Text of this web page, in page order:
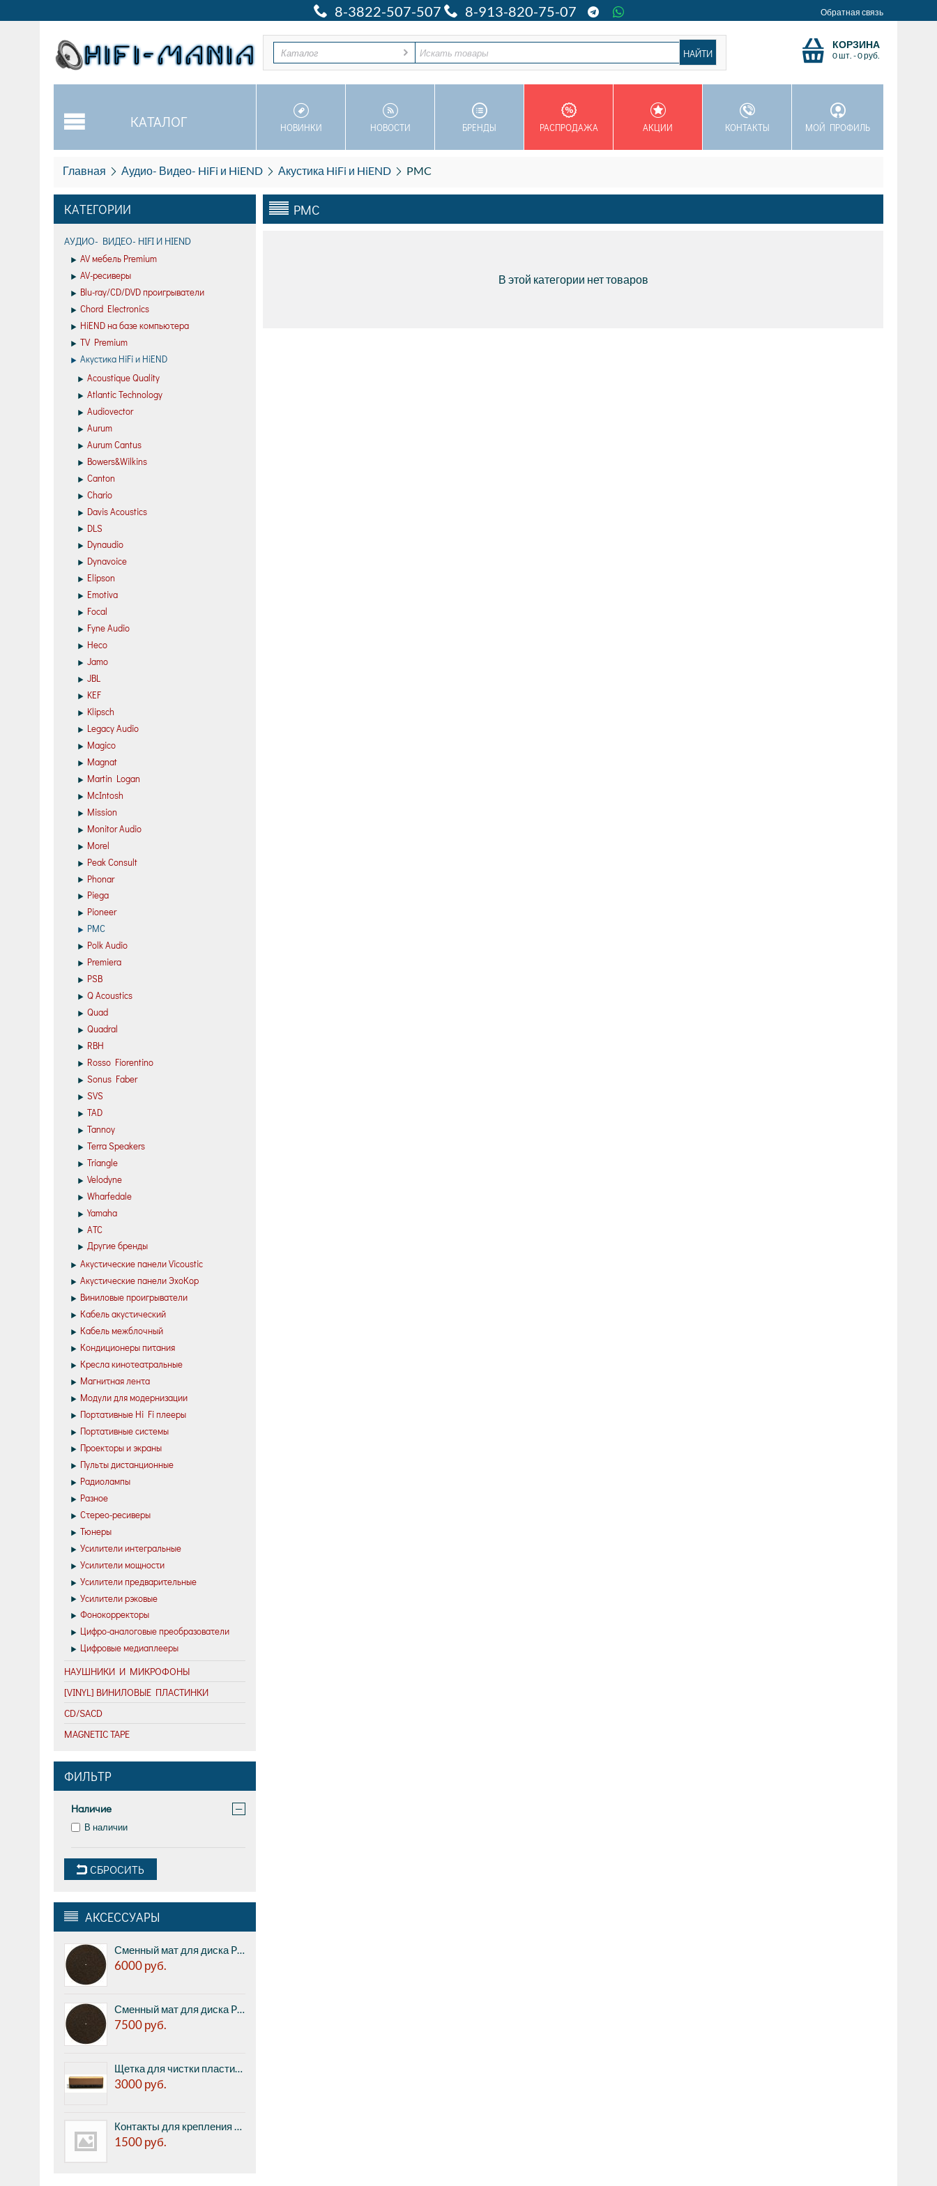
8-3822-507-507 8-913-820-75-07 Обратная связь
Каталог
КОРЗИНА
0 шт. -0руб.
КАТАЛОГ НОВИНКИ НОВОСТИ БРЕНДЫ РАСПРОДАЖА АКЦИИ КОНТАКТЫ МОЙ ПРОФИЛЬ
Главная Аудио- Видео- HiFi и HiEND Акустика HiFi и HiEND PMC
КАТЕГОРИИ
АУДИО- ВИДЕО- HIFI И HIEND
AV мебель Premium
AV-ресиверы
Blu-ray/CD/DVD проигрыватели
Chord Electronics
HiEND на базе компьютера
TV Premium
Акустика HiFi и HiEND
Acoustique Quality
Atlantic Technology
Audiovector
Aurum
Aurum Cantus
Bowers&Wilkins
Canton
Chario
Davis Acoustics
DLS
Dynaudio
Dynavoice
Elipson
Emotiva
Focal
Fyne Audio
Heco
Jamo
JBL
KEF
Klipsch
Legacy Audio
Magico
Magnat
Martin Logan
McIntosh
Mission
Monitor Audio
Morel
Peak Consult
Phonar
Piega
Pioneer
PMC
Polk Audio
Premiera
PSB
Q Acoustics
Quad
Quadral
RBH
Rosso Fiorentino
Sonus Faber
SVS
TAD
Tannoy
Terra Speakers
Triangle
Velodyne
Wharfedale
Yamaha
АТС
Другие бренды
Акустические панели Vicoustic
Акустические панели ЭхоКор
Виниловые проигрыватели
Кабель акустический
Кабель межблочный
Кондиционеры питания
Кресла кинотеатральные
Магнитная лента
Модули для модернизации
Портативные Hi Fi плееры
Портативные системы
Проекторы и экраны
Пульты дистанционные
Радиолампы
Разное
Стерео-ресиверы
Тюнеры
Усилители интегральные
Усилители мощности
Усилители предварительные
Усилители рэковые
Фонокорректоры
Цифро-аналоговые преобразователи
Цифровые медиаплееры
НАУШНИКИ И МИКРОФОНЫ
[VINYL] ВИНИЛОВЫЕ ПЛАСТИНКИ
CD/SACD
MAGNETIC TAPE
ФИЛЬТР
Наличие −
В наличии
СБРОСИТЬ
АКСЕССУАРЫ
6000руб.
7500руб.
3000руб.
1500руб.
PMC
В этой категории нет товаров